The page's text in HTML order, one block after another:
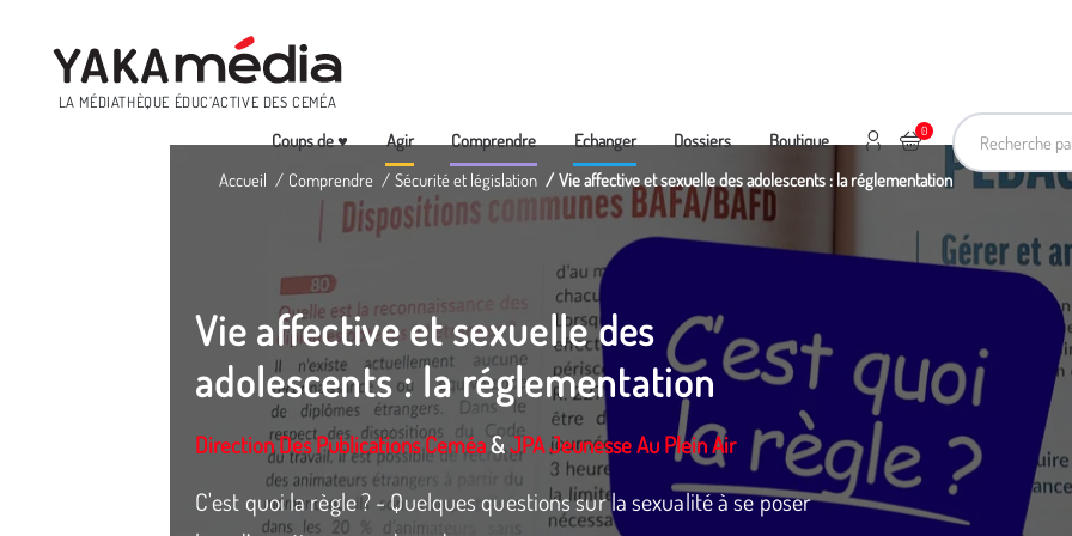
LA MÉDIATHÈQUE ÉDUC’ACTIVE DES CEMÉA
Recherche
Menu
Coups de ♥ Agir Comprendre Echanger Dossiers Boutique 0
Ajouter au panier
Mon compte
Accueil Comprendre Sécurité et législation Vie affective et sexuelle des adolescents : la réglementation
Vie affective et sexuelle des
adolescents : la réglementation
Direction Des Publications Ceméa&JPA Jeunesse Au Plein Air
C'est quoi la règle ? - Quelques questions sur la sexualité à se poser